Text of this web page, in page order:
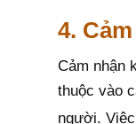
4.
Cảm nhận
thuộc vào
người.